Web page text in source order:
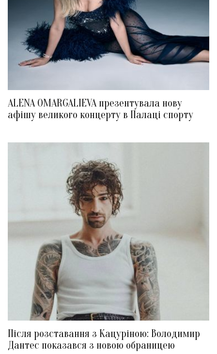
ALENA OMARGALIEVA презентувала нову
афішу великого концерту в Палаці спорту
Після розставання з Кацуріною: Володимир
Дантес показався з новою обраницею